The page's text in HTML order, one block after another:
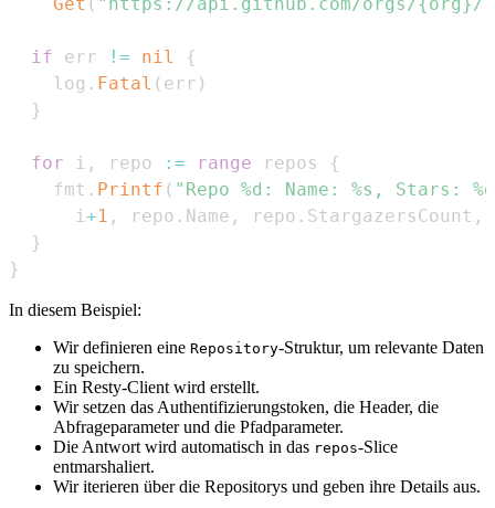
if err != nil
{
    log
. Fatal ( err )
}
for i , repo := range repos
{
    fmt
. Printf ( "Repo %d: Name: %s, Stars:
      i
+1 , repo . Name , repo . StargazersCount ,
}
}
In diesem Beispiel:
Wir definieren eine Repository-Struktur, um relevante Daten
zu speichern.
Ein Resty-Client wird erstellt.
Wir setzen das Authentifizierungstoken, die Header, die
Abfrageparameter und die Pfadparameter.
Die Antwort wird automatisch in das repos-Slice
entmarshaliert.
Wir iterieren über die Repositorys und geben ihre Details aus.